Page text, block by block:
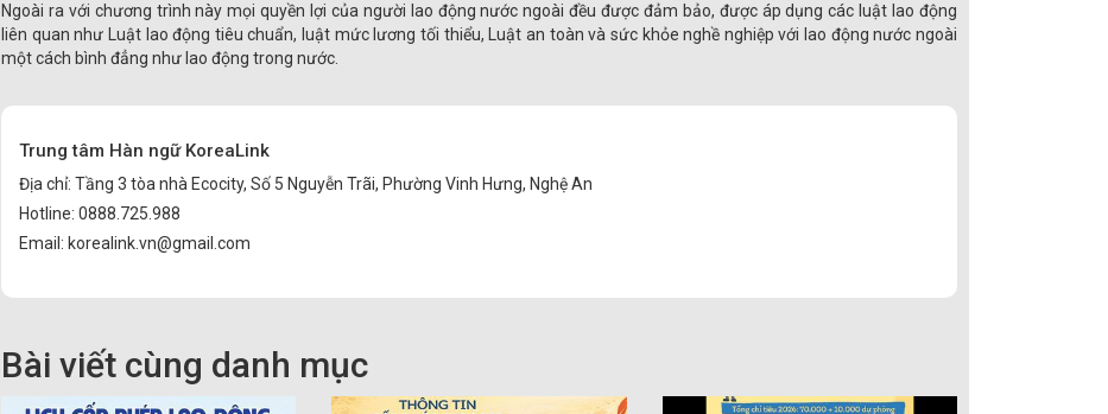
Ngoài ra với chương trình này mọi quyền lợi của người lao động nước ngoài đều được đảm bảo, được áp dụng các luật lao động
liên quan như Luật lao động tiêu chuẩn, luật mức lương tối thiểu, Luật an toàn và sức khỏe nghề nghiệp với lao động nước ngoài
một cách bình đẳng như lao động trong nước.
Trung tâm Hàn ngữ KoreaLink
Địa chỉ: Tầng 3 tòa nhà Ecocity, Số 5 Nguyễn Trãi, Phường Vinh Hưng, Nghệ An
Hotline: 0888.725.988
Email: korealink.vn@gmail.com
Bài viết cùng danh mục